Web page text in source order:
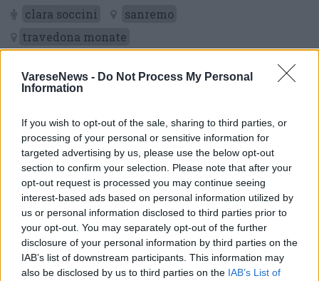
VareseNews - Do Not Process My Personal
Information
If you wish to opt-out of the sale, sharing to third parties, or
processing of your personal or sensitive information for
targeted advertising by us, please use the below opt-out
section to confirm your selection. Please note that after your
opt-out request is processed you may continue seeing
interest-based ads based on personal information utilized by
us or personal information disclosed to third parties prior to
your opt-out. You may separately opt-out of the further
disclosure of your personal information by third parties on the
IAB’s list of downstream participants. This information may
also be disclosed by us to third parties on the IAB’s List of
clara soccini
sanremo
travedona monate
ADV